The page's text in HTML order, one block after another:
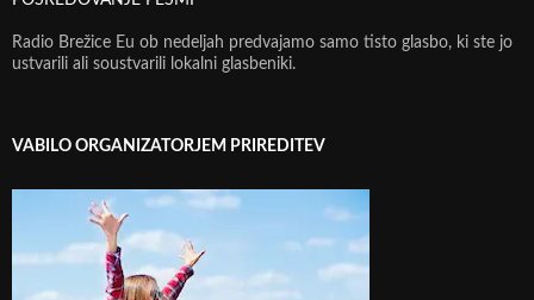
Radio Brežice Eu ob nedeljah predvajamo samo tisto glasbo, ki ste jo
ustvarili ali soustvarili lokalni glasbeniki.
VABILO ORGANIZATORJEM PRIREDITEV